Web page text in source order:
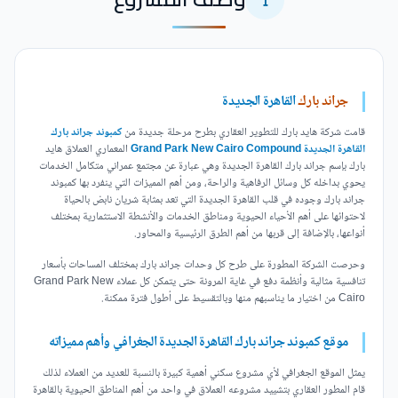
جراند باركالقاهرة الجديدة
قامت شركة هايد بارك للتطوير العقاري بطرح مرحلة جديدة منكمبوند جراند بارك
القاهرة الجديدة Grand Park New Cairo Compound
المعماري العملاق هايد
بارك بإسم جراند بارك القاهرة الجديدة وهي عبارة عن مجتمع عمراني متكامل الخدمات
يحوي بداخله كل وسائل الرفاهية والراحة، ومن أهم المميزات التي ينفرد بها كمبوند
جراند بارك وجوده في قلب القاهرة الجديدة التي تعد بمثابة شريان نابض بالحياة
لاحتوائها على أهم الأحياء الحيوية ومناطق الخدمات والأنشطة الاستثمارية بمختلف
أنواعها، بالإضافة إلى قربها من أهم الطرق الرئيسية والمحاور.
وحرصت الشركة المطورة على طرح كل وحدات جراند بارك بمختلف المساحات بأسعار
تنافسية مثالية وأنظمة دفع في غاية المرونة حتى يتمكن كل عملاء Grand Park New
Cairo من اختيار ما يناسبهم منها وبالتقسيط على أطول فترة ممكنة.
موقع كمبوند جراند بارك القاهرة الجديدة الجغرافي وأهم مميزاته
يمثل الموقع الجغرافي لأي مشروع سكني أهمية كبيرة بالنسبة للعديد من العملاء لذلك
قام المطور العقاري بتشييد مشروعه العملاق في واحد من أهم المناطق الحيوية بالقاهرة